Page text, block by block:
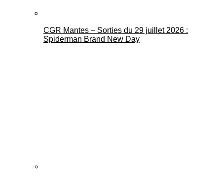
CGR Mantes – Sorties du 29 juillet 2026 :
Spiderman Brand New Day